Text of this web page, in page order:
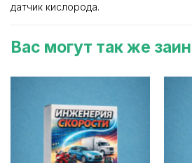
датчик кислорода.
Вас могут так же